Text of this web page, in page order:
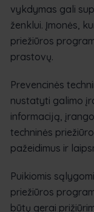
vykdymas gali
ženklui. Įmonės,
priežiūros
prastovų.
Prevencinės
nustatyti galimo
informaciją,
techninės
pažeidimus ir
Puikiomis
priežiūros
būtų gerai